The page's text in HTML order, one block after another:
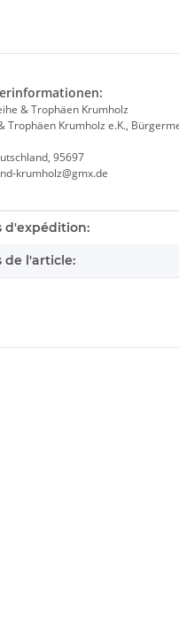
& Trophäen Krumholz
Trophäen Krumholz e.K.,
95697
krumholz@gmx.de
du produit
d'expédition:
de l'article: